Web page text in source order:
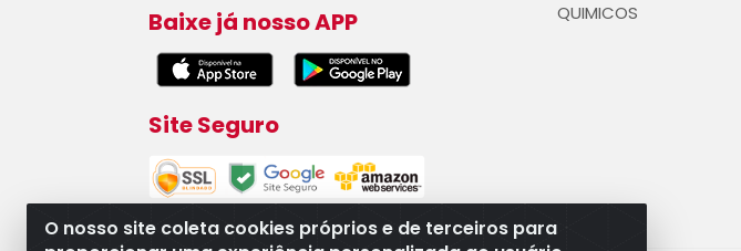
O nosso site coleta cookies próprios e de terceiros para
Baixe já nosso APP
Site Seguro
QUIMICOS